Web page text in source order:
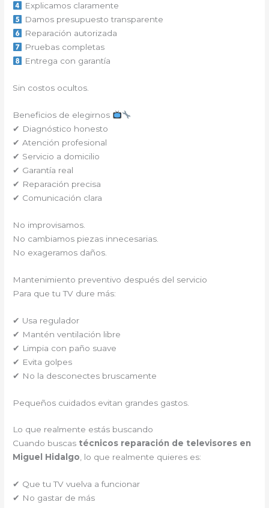
Explicamos claramente
Damos presupuesto transparente
Reparación autorizada
Pruebas completas
Entrega con garantía
Sin costos ocultos.
Beneficios de elegirnos
✔ Diagnóstico honesto
✔ Atención profesional
✔ Servicio a domicilio
✔ Garantía real
✔ Reparación precisa
✔ Comunicación clara
No improvisamos.
No cambiamos piezas innecesarias.
No exageramos daños.
Mantenimiento preventivo después del servicio
Para que tu TV dure más:
✔ Usa regulador
✔ Mantén ventilación libre
✔ Limpia con paño suave
✔ Evita golpes
✔ No la desconectes bruscamente
Pequeños cuidados evitan grandes gastos.
Lo que realmente estás buscando
Cuando buscas técnicos reparación de televisores en
Miguel Hidalgo, lo que realmente quieres es:
✔ Que tu TV vuelva a funcionar
✔ No gastar de más